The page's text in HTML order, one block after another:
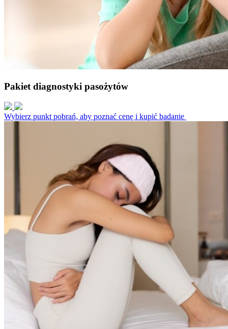
Pakiet diagnostyki pasożytów
Wybierz punkt pobrań, aby poznać cenę i kupić badanie